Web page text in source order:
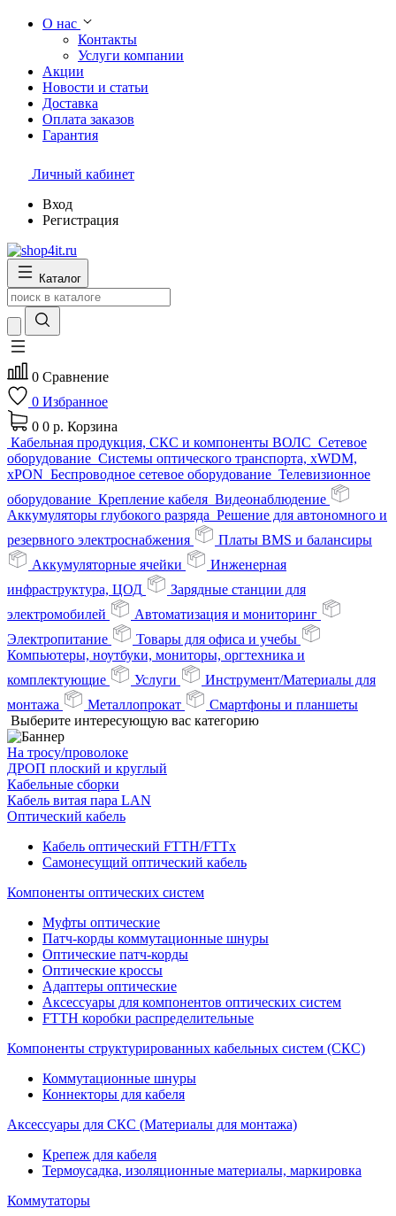
О нас
Контакты
Услуги компании
Акции
Новости и статьи
Доставка
Оплата заказов
Гарантия
Личный кабинет
Вход
Регистрация
Каталог
0 Сравнение
0 Избранное
0 0 р. Корзина
Кабельная продукция, СКС и компоненты ВОЛС Сетевое
оборудование Системы оптического транспорта, xWDM,
xPON Беспроводное сетевое оборудование Телевизионное
оборудование Крепление кабеля Видеонаблюдение
Аккумуляторы глубокого разряда Решение для автономного и
резервного электроснабжения
Платы BMS и балансиры
Аккумуляторные ячейки
Инженерная
инфраструктура, ЦОД
Зарядные станции для
электромобилей
Автоматизация и мониторинг
Электропитание
Товары для офиса и учебы
Компьютеры, ноутбуки, мониторы, оргтехника и
комплектующие
Услуги
Инструмент/Материалы для
монтажа
Металлопрокат
Смартфоны и планшеты
Выберите интересующую вас категорию
На тросу/проволоке
ДРОП плоский и круглый
Кабельные сборки
Кабель витая пара LAN
Оптический кабель
Кабель оптический FTTH/FTTx
Самонесущий оптический кабель
Компоненты оптических систем
Муфты оптические
Патч-корды коммутационные шнуры
Оптические патч-корды
Оптические кроссы
Адаптеры оптические
Аксессуары для компонентов оптических систем
FTTH коробки распределительные
Компоненты структурированных кабельных систем (СКС)
Коммутационные шнуры
Коннекторы для кабеля
Аксессуары для СКС (Материалы для монтажа)
Крепеж для кабеля
Термоусадка, изоляционные материалы, маркировка
Коммутаторы